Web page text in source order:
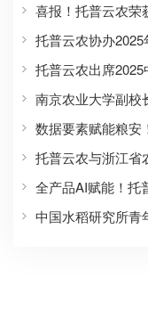
喜报！托普云农荣
托普云农出席
中国水稻研究所青